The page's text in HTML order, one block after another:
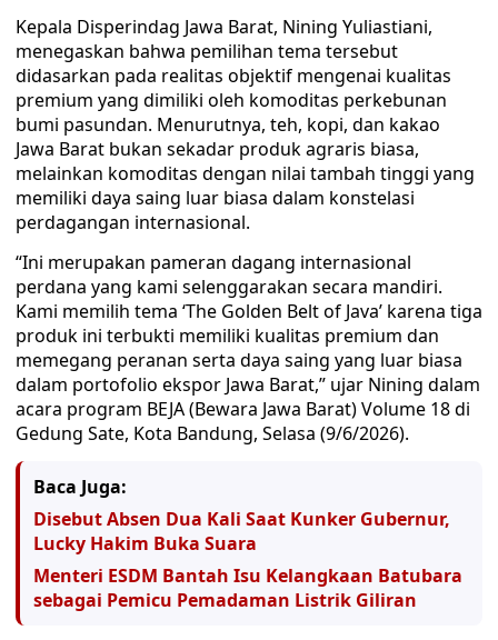
Kepala Disperindag Jawa Barat, Nining Yuliastiani,
menegaskan bahwa pemilihan tema tersebut
didasarkan pada realitas objektif mengenai kualitas
premium yang dimiliki oleh komoditas perkebunan
bumi pasundan. Menurutnya, teh, kopi, dan kakao
Jawa Barat bukan sekadar produk agraris biasa,
melainkan komoditas dengan nilai tambah tinggi yang
memiliki daya saing luar biasa dalam konstelasi
perdagangan internasional.
“Ini merupakan pameran dagang internasional
perdana yang kami selenggarakan secara mandiri.
Kami memilih tema ‘The Golden Belt of Java’ karena tiga
produk ini terbukti memiliki kualitas premium dan
memegang peranan serta daya saing yang luar biasa
dalam portofolio ekspor Jawa Barat,” ujar Nining dalam
acara program BEJA (Bewara Jawa Barat) Volume 18 di
Gedung Sate, Kota Bandung, Selasa (9/6/2026).
Baca Juga:
Disebut Absen Dua Kali Saat Kunker Gubernur,
Lucky Hakim Buka Suara
Menteri ESDM Bantah Isu Kelangkaan Batubara
sebagai Pemicu Pemadaman Listrik Giliran